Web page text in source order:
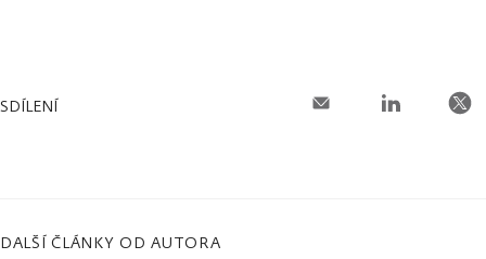
SDÍLENÍ
DALŠÍ ČLÁNKY OD AUTORA